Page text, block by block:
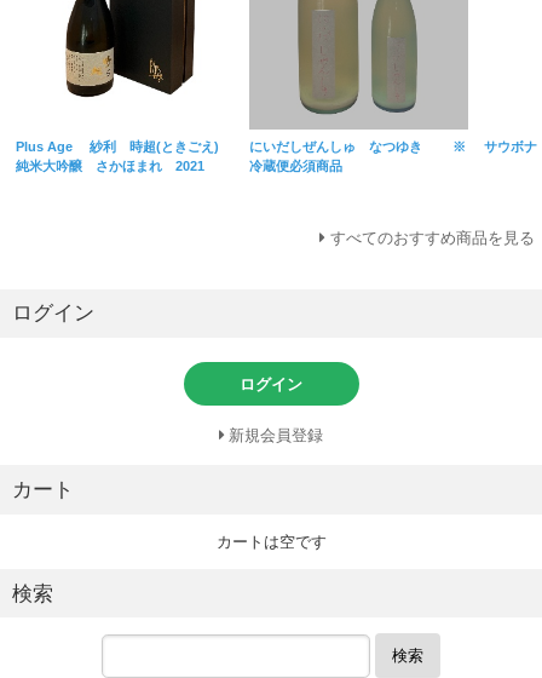
Plus Age 紗利 時超(ときごえ)
純米大吟醸 さかほまれ 2021
にいだしぜんしゅ なつゆき ※
冷蔵便必須商品
サウボ
すべてのおすすめ商品を見る
ログイン
ログイン
新規会員登録
カート
カートは空です
検索
検索